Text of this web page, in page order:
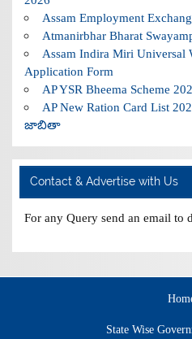
Assam Employment
Atmanirbhar Bharat
Assam Indira Miri Universal
Application Form
AP YSR Bheema Scheme
AP New Ration Card List
జాబితా
Contact & Advertise with Us
For any Query send an email to
State Wise